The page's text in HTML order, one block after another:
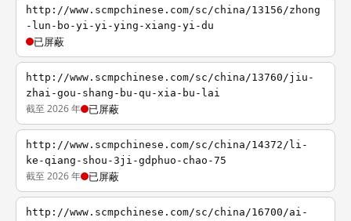
http://www.scmpchinese.com/sc/china/13156/zhong
-lun-bo-yi-yi-ying-xiang-yi-du
已屏蔽
http://www.scmpchinese.com/sc/china/13760/jiu-
zhai-gou-shang-bu-qu-xia-bu-lai
截至 2026 年 已屏蔽
http://www.scmpchinese.com/sc/china/14372/li-
ke-qiang-shou-3ji-gdphuo-chao-75
截至 2026 年 已屏蔽
http://www.scmpchinese.com/sc/china/16700/ai-